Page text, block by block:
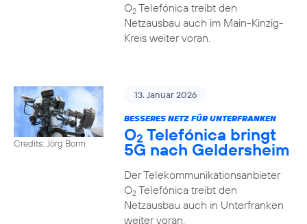
O2Telefónica treibt den
Netzausbau auch im Main-Kinzig-
Kreis weiter voran.
Credits: Jörg Borm
13. Januar 2026
BESSERES NETZ FÜR UNTERFRANKEN
O2 Telefónica bringt
5G nach Geldersheim
Der Telekommunikationsanbieter
O2Telefónica treibt den
Netzausbau auch in Unterfranken
weiter voran.